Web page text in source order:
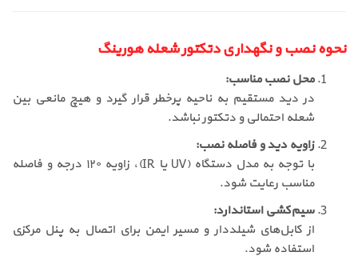
نحوه نصب و نگهداری دتکتور شعله هورینگ
محل نصب مناسب:
در دید مستقیم به ناحیه پرخطر قرار گیرد و هیچ مانعی بین
شعله احتمالی و دتکتور نباشد.
زاویه دید و فاصله نصب:
با توجه به مدل دستگاه (UV یا IR)، زاویه ۱۲۰ درجه و فاصله
مناسب رعایت شود.
سیم‌کشی استاندارد:
از کابل‌های شیلددار و مسیر ایمن برای اتصال به پنل مرکزی
استفاده شود.